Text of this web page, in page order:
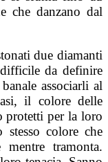
che danzano dal
due diamanti
da definire
associarli al
il colore delle
protetti per la loro
colore che
tramonta.